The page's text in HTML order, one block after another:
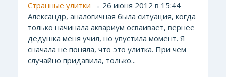
Странные улитки → 26 июня 2012 в 15:44
Александр, аналогичная была ситуация, когда
только начинала аквариум осваивает, вернее
дедушка меня учил, но упустила момент. Я
сначала не поняла, что это улитка. При чем
случайно придавила, только...